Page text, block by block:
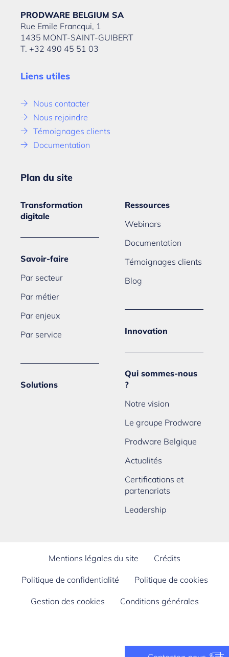
PRODWARE BELGIUM SA
Rue Emile Francqui, 1
1435 MONT-SAINT-GUIBERT
T. +32 490 45 51 03
Liens utiles
Nous contacter
Nous rejoindre
Témoignages clients
Documentation
Plan du site
Transformation
digitale
Savoir-faire
Par secteur
Par métier
Par enjeux
Par service
Solutions
Ressources
Webinars
Documentation
Témoignages clients
Blog
Innovation
Qui sommes-nous
?
Notre vision
Le groupe Prodware
Prodware Belgique
Actualités
Certifications et
partenariats
Leadership
Mentions légales du site Crédits
Politique de confidentialité Politique de cookies
Gestion des cookies Conditions générales